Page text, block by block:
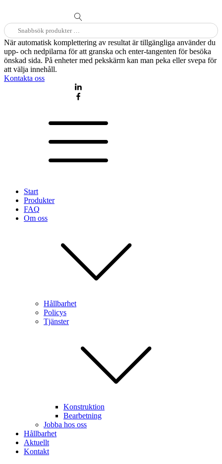
Sök
efter:
När automatisk komplettering av resultat är tillgängliga använder du
upp- och nedpilarna för att granska och enter-tangenten för besöka
önskad sida. På enheter med pekskärm kan man peka eller svepa för
att välja innehåll.
Kontakta oss
Start
Produkter
FAQ
Om oss
Hållbarhet
Policys
Tjänster
Konstruktion
Bearbetning
Jobba hos oss
Hållbarhet
Aktuellt
Kontakt